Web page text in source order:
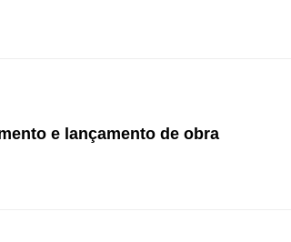
e lançamento de obra